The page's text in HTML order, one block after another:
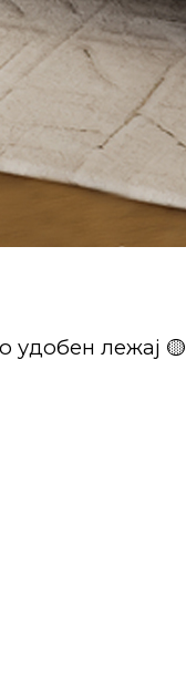
удобен лежај 🟡